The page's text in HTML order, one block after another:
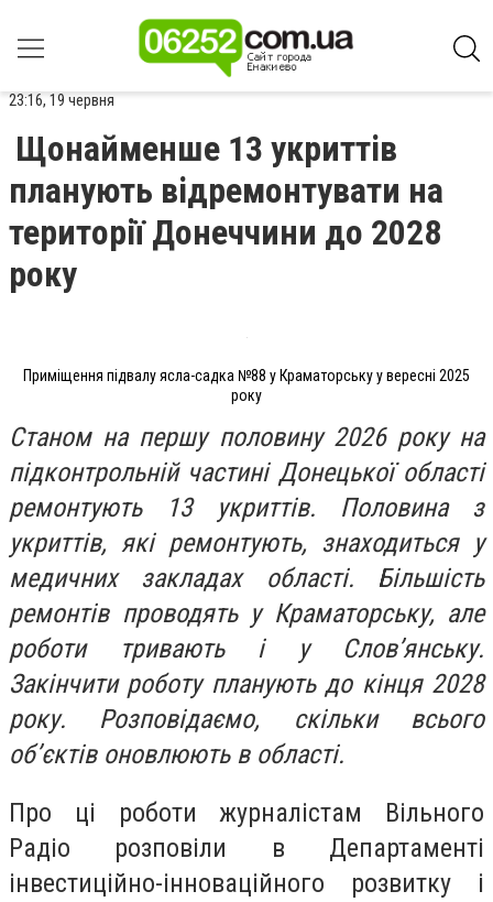
23:16, 19 червня
Щонайменше 13 укриттів
планують відремонтувати на
території Донеччини до 2028
року
Приміщення підвалу ясла-садка №88 у Краматорську у вересні 2025
року
Станом на першу половину 2026 року на
підконтрольній частині Донецької області
ремонтують 13 укриттів. Половина з
укриттів, які ремонтують, знаходиться у
медичних закладах області. Більшість
ремонтів проводять у Краматорську, але
роботи тривають і у Слов’янську.
Закінчити роботу планують до кінця 2028
року. Розповідаємо, скільки всього
об’єктів оновлюють в області.
Про ці роботи журналістам Вільного
Радіо розповіли в Департаменті
інвестиційно-інноваційного розвитку і